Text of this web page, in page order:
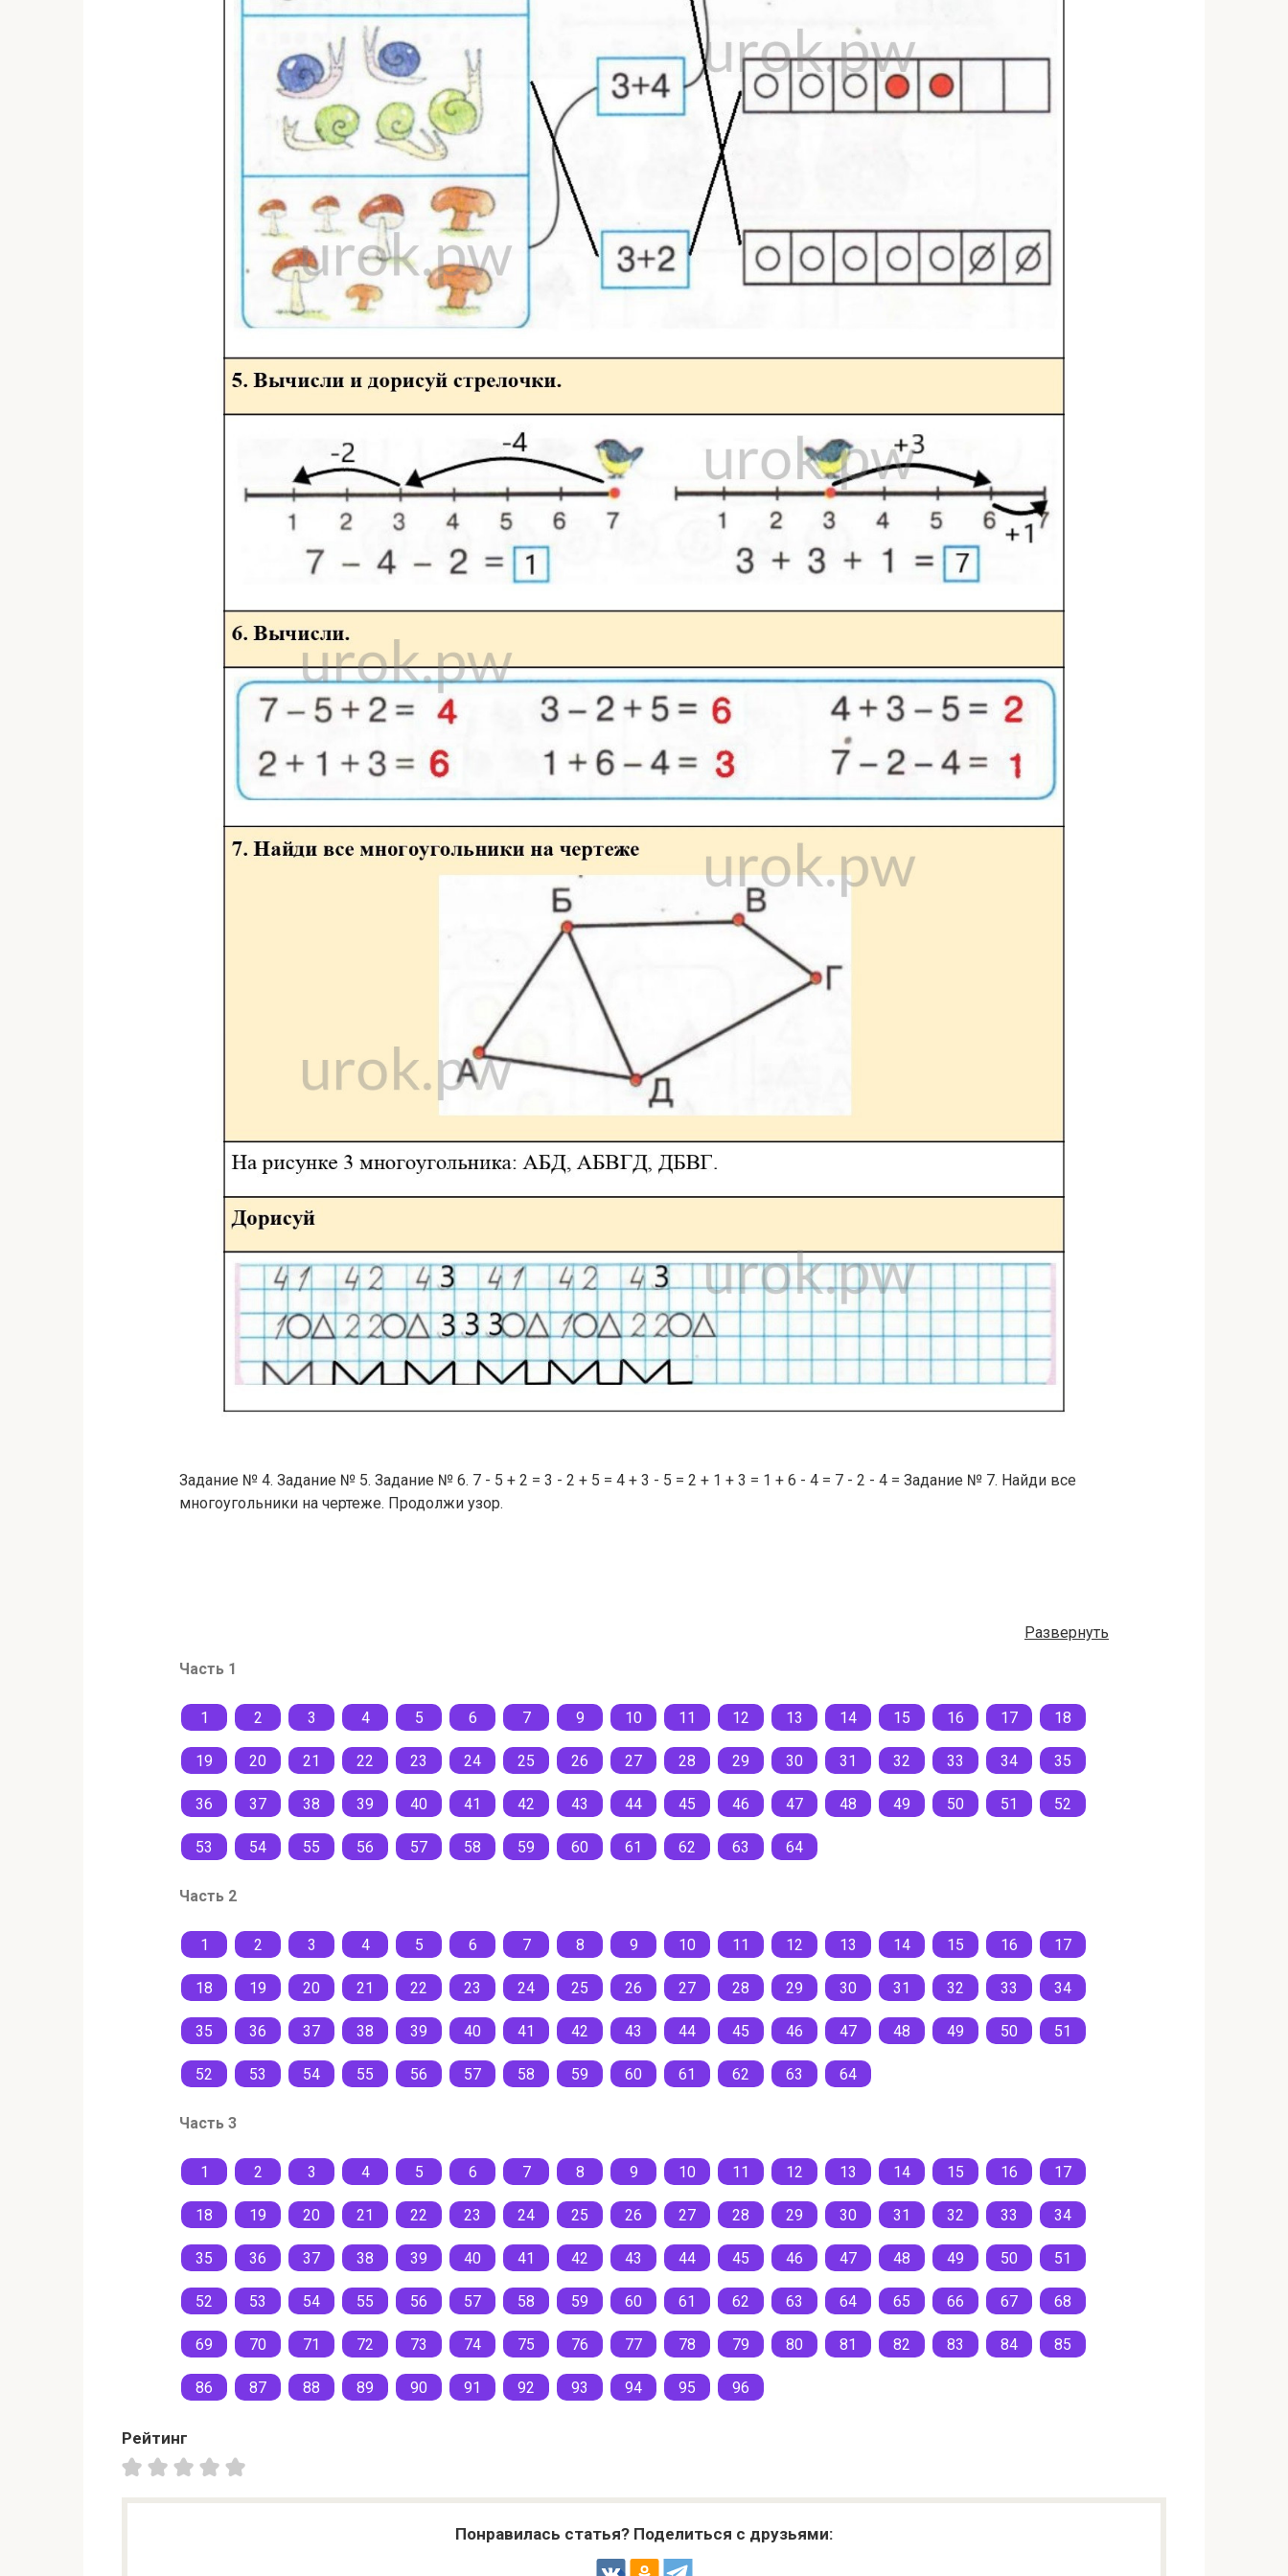
Задание № 4. Задание № 5. Задание № 6. 7 - 5 + 2 = 3 - 2 + 5 = 4 + 3 - 5 = 2 + 1 + 3 = 1 + 6 - 4 = 7 - 2 - 4 = Задание № 7. Найди все
многоугольники на чертеже. Продолжи узор.
Развернуть
Часть 1
1 2 3 4 5 6 7 9 10 11 12 13 14 15 16 17 18
19 20 21 22 23 24 25 26 27 28 29 30 31 32 33 34 35
36 37 38 39 40 41 42 43 44 45 46 47 48 49 50 51 52
53 54 55 56 57 58 59 60 61 62 63 64
Часть 2
1 2 3 4 5 6 7 8 9 10 11 12 13 14 15 16 17
18 19 20 21 22 23 24 25 26 27 28 29 30 31 32 33 34
35 36 37 38 39 40 41 42 43 44 45 46 47 48 49 50 51
52 53 54 55 56 57 58 59 60 61 62 63 64
Часть 3
1 2 3 4 5 6 7 8 9 10 11 12 13 14 15 16 17
18 19 20 21 22 23 24 25 26 27 28 29 30 31 32 33 34
35 36 37 38 39 40 41 42 43 44 45 46 47 48 49 50 51
52 53 54 55 56 57 58 59 60 61 62 63 64 65 66 67 68
69 70 71 72 73 74 75 76 77 78 79 80 81 82 83 84 85
86 87 88 89 90 91 92 93 94 95 96
Рейтинг
Понравилась статья? Поделиться с друзьями: